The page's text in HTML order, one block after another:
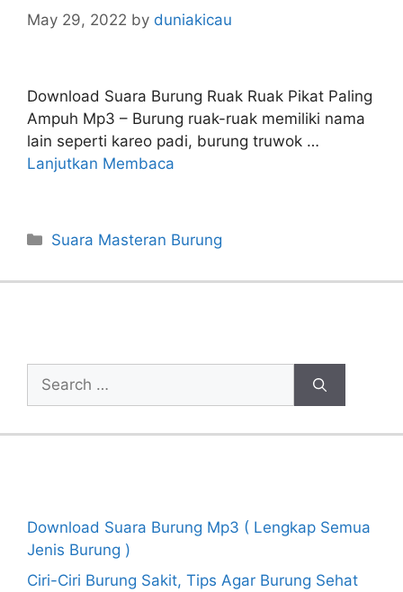
May 29, 2022 by duniakicau
Download Suara Burung Ruak Ruak Pikat Paling
Ampuh Mp3 – Burung ruak-ruak memiliki nama
lain seperti kareo padi, burung truwok …
Lanjutkan Membaca
Categories
Suara Masteran Burung
Search
for:
Download Suara Burung Mp3 ( Lengkap Semua
Jenis Burung )
Ciri-Ciri Burung Sakit, Tips Agar Burung Sehat